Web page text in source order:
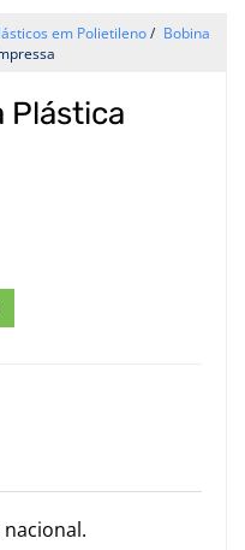
em Polietileno/ Bobina
Plástica